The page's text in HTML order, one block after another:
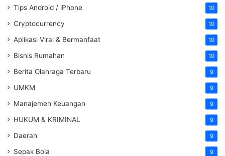
Tips Android / iPhone 10
Cryptocurrency 10
Aplikasi Viral & Bermanfaat 10
Bisnis Rumahan 10
Berita Olahraga Terbaru 9
UMKM 9
Manajemen Keuangan 9
HUKUM & KRIMINAL 9
Daerah 9
Sepak Bola 9